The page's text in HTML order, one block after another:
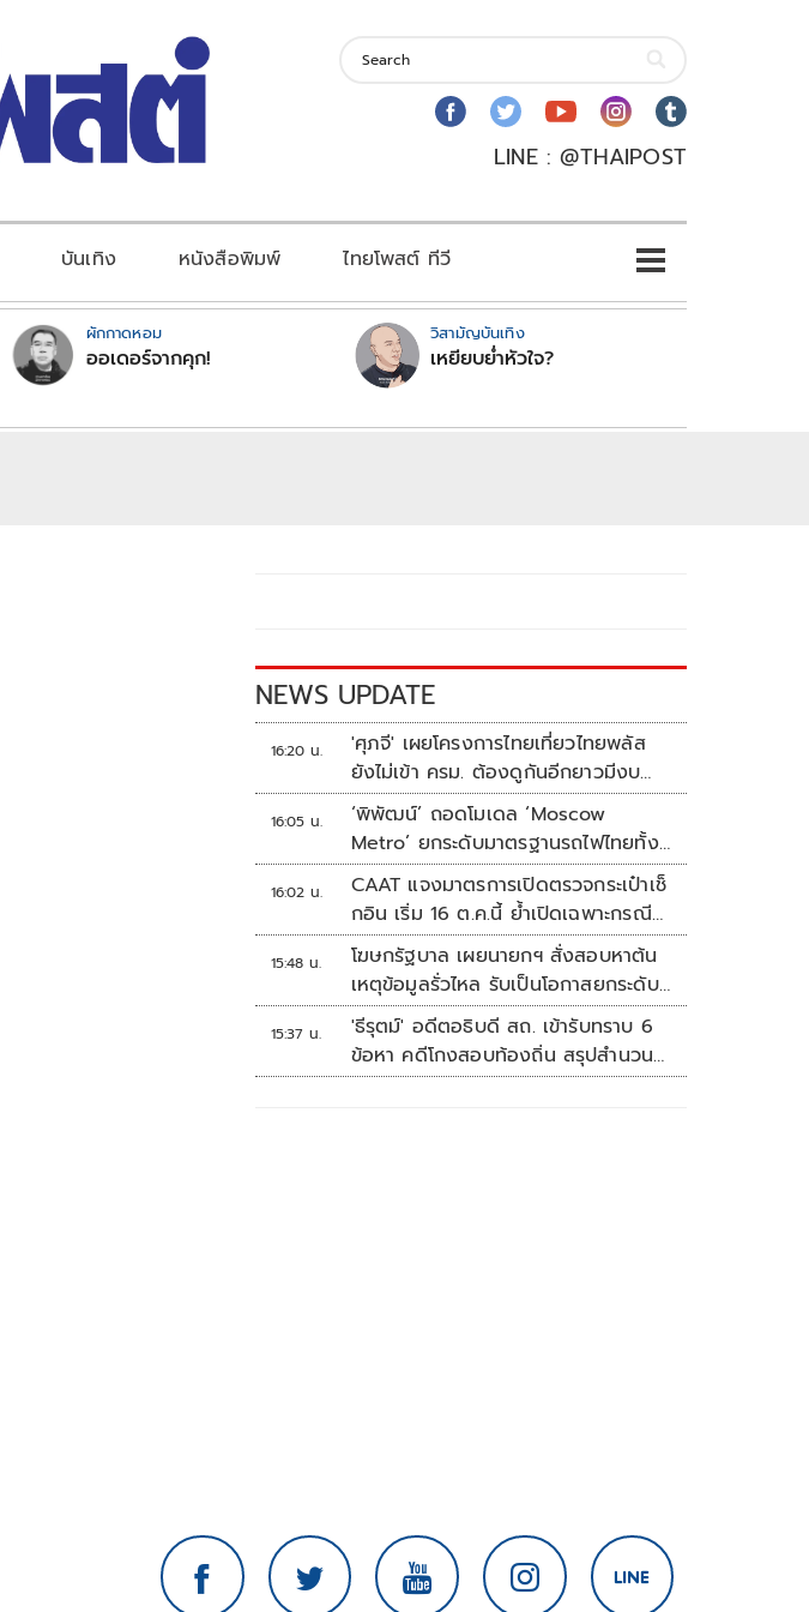
LINE : @THAIPOST
บันเทิง หนังสือพิมพ์ ไทยโพสต์ ทีวี
ผักกาดหอม
ออเดอร์จากคุก!
วิสามัญบันเทิง
เหยียบย่ำหัวใจ?
NEWS UPDATE
16:20 น.
'ศุภจี' เผยโครงการไทยเที่ยวไทยพลัส
ยังไม่เข้า ครม. ต้องดูกันอีกยาวมีงบ
เหลือเท่าไหร่
16:05 น.
‘พิพัฒน์’ ถอดโมเดล ‘Moscow
Metro’ ยกระดับมาตรฐานรถไฟไทยทั้ง
ระบบ
16:02 น.
CAAT แจงมาตรการเปิดตรวจกระเป๋าเช็
กอิน เริ่ม 16 ต.ค.นี้ ย้ำเปิดเฉพาะกรณี
ต้องสงสัย
15:48 น.
โฆษกรัฐบาล เผยนายกฯ สั่งสอบหาต้น
เหตุข้อมูลรั่วไหล รับเป็นโอกาสยกระดับ
ความมั่นคงปลอดภัยข้อมูลภาครัฐทั้ง
ระบบ
15:37 น.
'ธีรุตม์' อดีตอธิบดี สถ. เข้ารับทราบ 6
ข้อหา คดีโกงสอบท้องถิ่น สรุปสำนวน
ส่ง ป.ป.ช. สัปดาห์หน้า